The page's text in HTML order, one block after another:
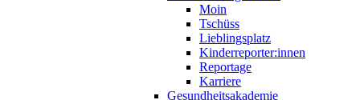
Moin
Tschüss
Lieblingsplatz
Kinderreporter:innen
Reportage
Karriere
Gesundheitsakademie